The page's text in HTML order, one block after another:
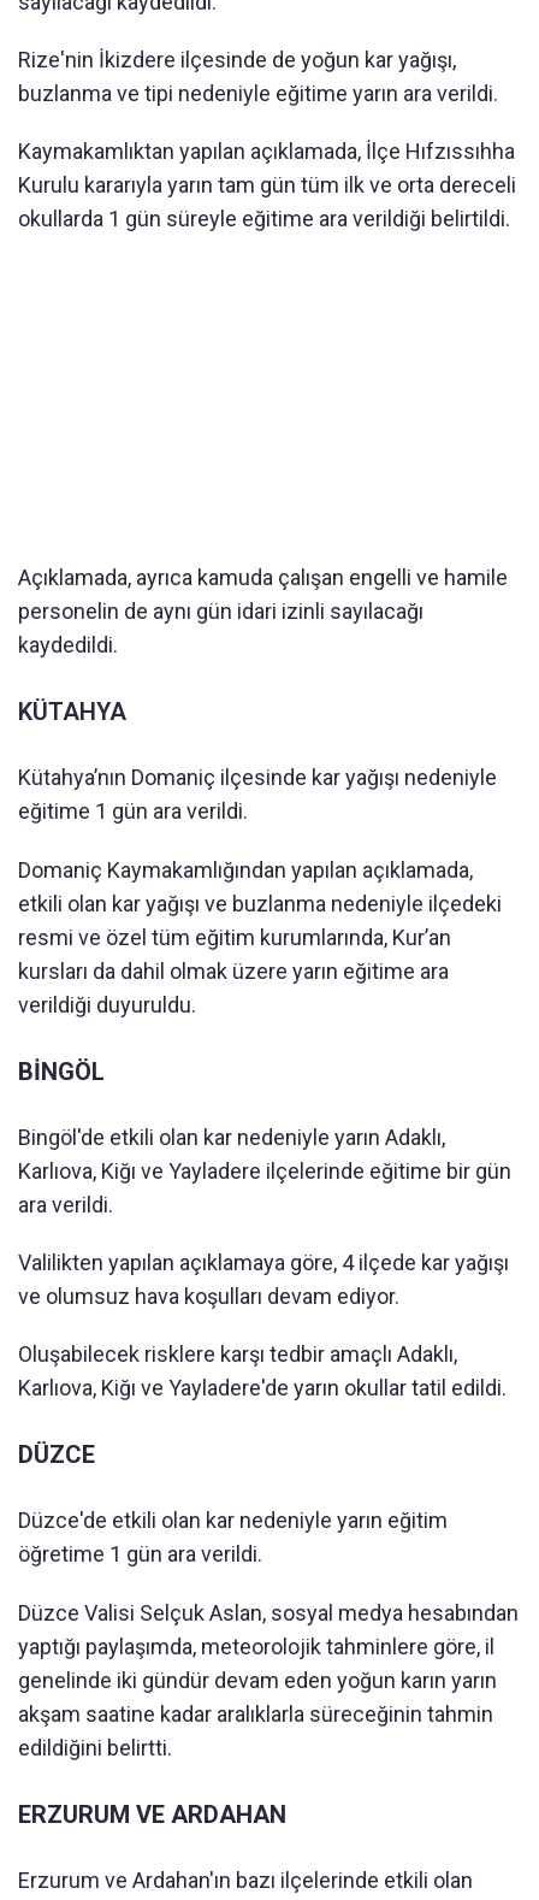
Rize'nin İkizdere ilçesinde de yoğun kar yağışı,
buzlanma ve tipi nedeniyle eğitime yarın ara verildi.
Kaymakamlıktan yapılan açıklamada, İlçe Hıfzıssıhha
Kurulu kararıyla yarın tam gün tüm ilk ve orta dereceli
okullarda 1 gün süreyle eğitime ara verildiği belirtildi.
Açıklamada, ayrıca kamuda çalışan engelli ve hamile
personelin de aynı gün idari izinli sayılacağı
kaydedildi.
KÜTAHYA
Kütahya’nın Domaniç ilçesinde kar yağışı nedeniyle
eğitime 1 gün ara verildi.
Domaniç Kaymakamlığından yapılan açıklamada,
etkili olan kar yağışı ve buzlanma nedeniyle ilçedeki
resmi ve özel tüm eğitim kurumlarında, Kur’an
kursları da dahil olmak üzere yarın eğitime ara
verildiği duyuruldu.
BİNGÖL
Bingöl'de etkili olan kar nedeniyle yarın Adaklı,
Karlıova, Kiğı ve Yayladere ilçelerinde eğitime bir gün
ara verildi.
Valilikten yapılan açıklamaya göre, 4 ilçede kar yağışı
ve olumsuz hava koşulları devam ediyor.
Oluşabilecek risklere karşı tedbir amaçlı Adaklı,
Karlıova, Kiğı ve Yayladere'de yarın okullar tatil edildi.
DÜZCE
Düzce'de etkili olan kar nedeniyle yarın eğitim
öğretime 1 gün ara verildi.
Düzce Valisi Selçuk Aslan, sosyal medya hesabından
yaptığı paylaşımda, meteorolojik tahminlere göre, il
genelinde iki gündür devam eden yoğun karın yarın
akşam saatine kadar aralıklarla süreceğinin tahmin
edildiğini belirtti.
ERZURUM VE ARDAHAN
Erzurum ve Ardahan'ın bazı ilçelerinde etkili olan